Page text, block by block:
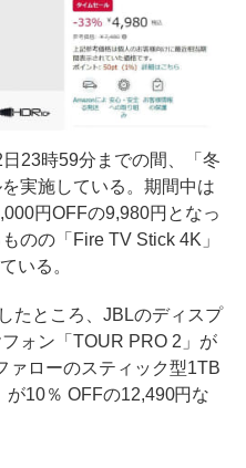
23時59分までの間、「冬
実施している。期間中は
円OFFの9,980円となっ
のの「Fire TV Stick 4K」
いる。
たところ、JBLのディスプ
ォン「TOUR PRO 2」が
ァローのスティック型1TB
10％ OFFの12,490円な